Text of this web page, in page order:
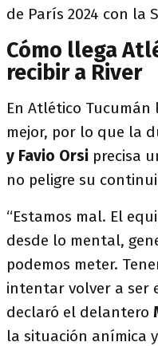
de París 2024 con la
Cómo llega
recibir a River
En Atlético
mejor, por lo que la
y Favio Orsi precisa
no peligre su
“Estamos mal. El
desde lo mental,
podemos meter.
intentar volver a ser
declaró el delantero
la situación anímica